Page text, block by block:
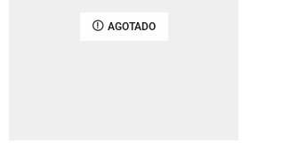
AGOTADO